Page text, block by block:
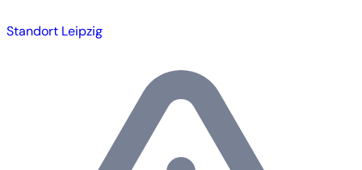
Standort Leipzig